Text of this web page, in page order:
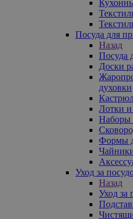
Посуда для
Назад
Посуда
Доски
духовки
Лотки
Наборы
Формы
Уход за
Назад
Уход за